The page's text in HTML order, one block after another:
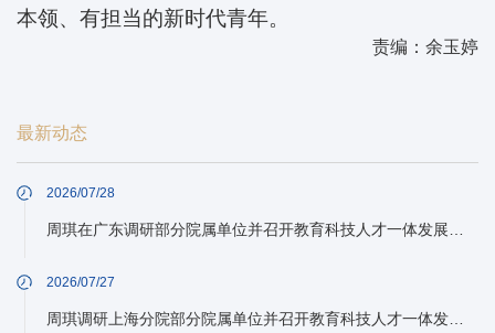
本领、有担当的新时代青年。
责编：余玉婷
最新动态
2026/07/28
周琪在广东调研部分院属单位并召开教育科技人才一体发展工作推进会
2026/07/27
周琪调研上海分院部分院属单位并召开教育科技人才一体发展工作推进会